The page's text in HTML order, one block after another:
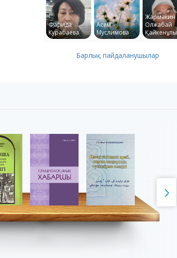
Фарида
Курабаева
Асем
Муслимова
Жармакин
Олжабай
Қайкенұлы
Барлық пайдаланушылар